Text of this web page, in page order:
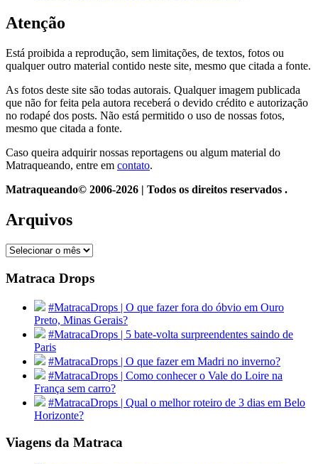
Atenção
Está proibida a reprodução, sem limitações, de textos, fotos ou
qualquer outro material contido neste site, mesmo que citada a fonte.
As fotos deste site são todas autorais. Qualquer imagem publicada
que não for feita pela autora receberá o devido crédito e autorização
no rodapé dos posts. Não está permitido o uso de nossas fotos,
mesmo que citada a fonte.
Caso queira adquirir nossas reportagens ou algum material do
Matraqueando, entre em contato.
Matraqueando© 2006-2026 | Todos os direitos reservados .
Arquivos
Arquivos
Matraca Drops
#MatracaDrops | O que fazer fora do óbvio em Ouro
Preto, Minas Gerais?
#MatracaDrops | 5 bate-volta surpreendentes saindo de
Paris
#MatracaDrops | O que fazer em Madri no inverno?
#MatracaDrops | Como conhecer o Vale do Loire na
França sem carro?
#MatracaDrops | Qual o melhor roteiro de 3 dias em Belo
Horizonte?
Viagens da Matraca